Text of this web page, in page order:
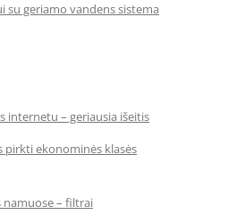
su geriamo vandens sistema
internetu – geriausia išeitis
pirkti ekonominės klasės
namuose – filtrai